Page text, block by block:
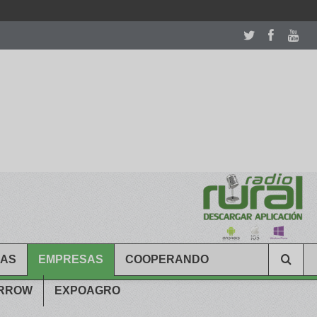
EMPRESAS COOPERANDO
EXPOAGRO